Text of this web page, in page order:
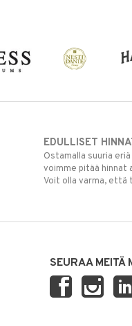
EDULLISET
Ostamalla suuria
voimme pitää hinnat
Voit olla varma, että
SEURAA MEITÄ